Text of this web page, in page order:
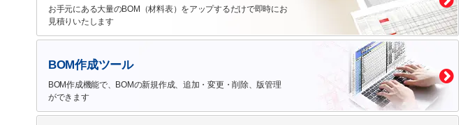
お手元にある大量のBOM（材料表）をアップするだけで即時にお
見積りいたします
BOM作成ツール
BOM作成機能で、BOMの新規作成、追加・変更・削除、版管理
ができます